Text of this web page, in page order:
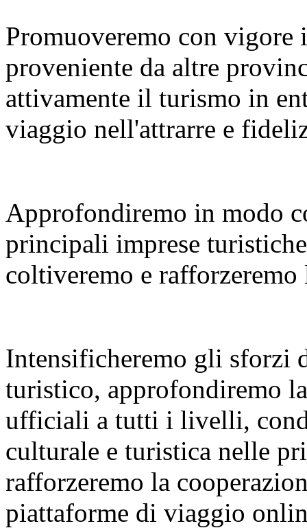
Promuoveremo con
proveniente da altre
attivamente il turismo in
viaggio nell'attrarre e
Approfondiremo in modo
principali imprese
coltiveremo e
Intensificheremo gli sforzi
turistico, approfondiremo
ufficiali a tutti i livelli,
culturale e turistica nelle
rafforzeremo la
piattaforme di viaggio